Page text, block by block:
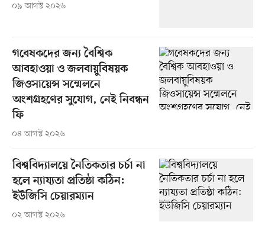
০৯ আগস্ট ২০২৬
গবেষকদের জন্য বৈশ্বিক
আবহাওয়া ও জলবায়ুবিষয়ক
জিওসায়েন্স সম্মেলনে
অংশগ্রহণের সুযোগ, নেই নিবন্ধন
ফি
০৪ আগস্ট ২০২৬
বিশ্ববিদ্যালয়ে নৈতিকতার চর্চা না
হলে ন্যায্যতা প্রতিষ্ঠা কঠিন:
ইউজিসি চেয়ারম্যান
০২ আগস্ট ২০২৬